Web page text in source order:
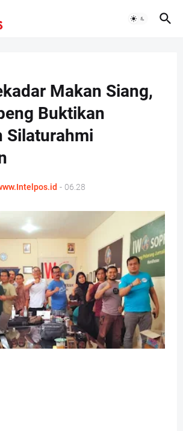
Makan Siang,
Buktikan
Silaturahmi
- 06.28